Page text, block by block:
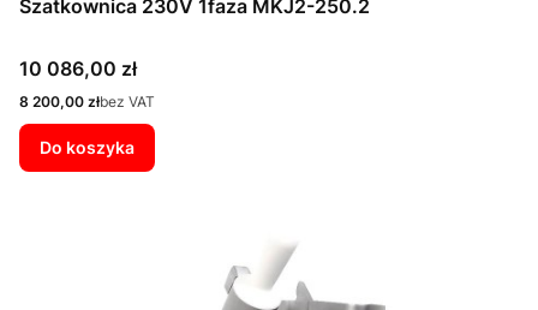
Szatkownica 230V 1faza MKJ2-250.2
Cena
10 086,00 zł
Cena
8 200,00 złbez VAT
Do koszyka